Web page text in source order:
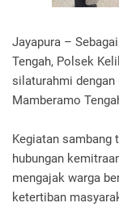
Jayapura –
Tengah, Polsek
silaturahmi
Mamberamo
Kegiatan sambang
hubungan
mengajak warga
ketertiban